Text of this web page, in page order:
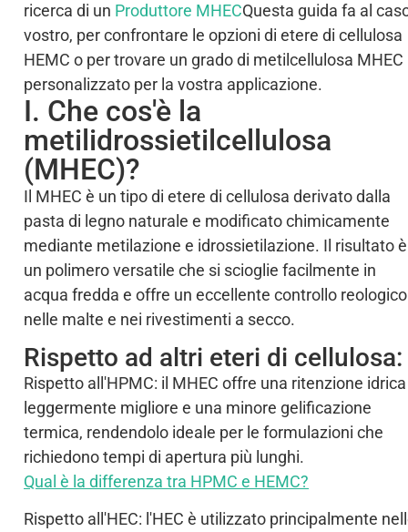
ricerca di un Produttore MHECQuesta guida fa al
vostro, per confrontare le opzioni di etere di cellulosa
HEMC o per trovare un grado di metilcellulosa MHEC
personalizzato per la vostra applicazione.
I. Che cos'è la
metilidrossietilcellulosa
(MHEC)?
Il MHEC è un tipo di etere di cellulosa derivato dalla
pasta di legno naturale e modificato chimicamente
mediante metilazione e idrossietilazione. Il risultato è
un polimero versatile che si scioglie facilmente in
acqua fredda e offre un eccellente controllo reologico
nelle malte e nei rivestimenti a secco.
Rispetto ad altri eteri di cellulosa:
Rispetto all'HPMC: il MHEC offre una ritenzione idrica
leggermente migliore e una minore gelificazione
termica, rendendolo ideale per le formulazioni che
richiedono tempi di apertura più lunghi.
Qual è la differenza tra HPMC e HEMC?
Rispetto all'HEC: l'HEC è utilizzato principalmente